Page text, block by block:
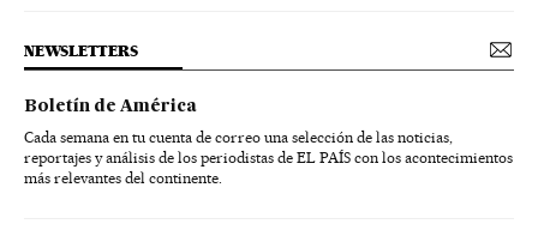
NEWSLETTERS
Boletín de América
Cada semana en tu cuenta de correo una selección de las noticias,
reportajes y análisis de los periodistas de EL PAÍS con los acontecimientos
más relevantes del continente.